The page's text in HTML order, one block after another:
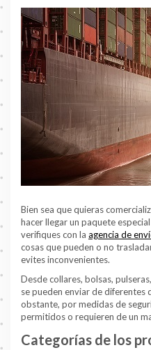
Bien sea que quieras
hacer llegar un paquete
verifiques con la agencia de
cosas que pueden o no
evites inconvenientes.
Desde collares, bolsas,
se pueden enviar de diferentes
obstante, por medidas de
permitidos o requieren de un
Categorías de los